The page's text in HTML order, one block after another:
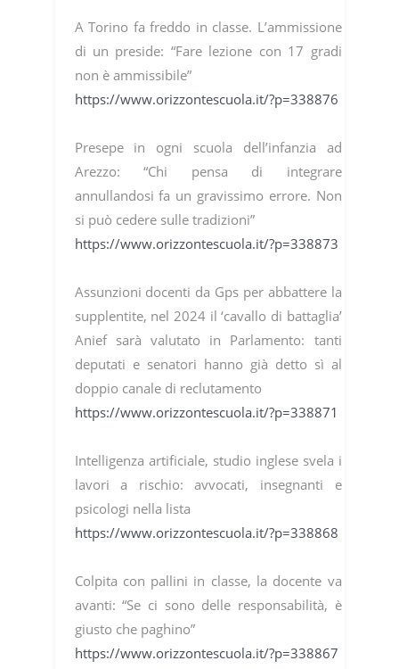
A Torino fa freddo in classe. L’ammissione
di un preside: “Fare lezione con 17 gradi
non è ammissibile”
https://www.orizzontescuola.it/?p=338876
Presepe in ogni scuola dell’infanzia ad
Arezzo: “Chi pensa di integrare
annullandosi fa un gravissimo errore. Non
si può cedere sulle tradizioni”
https://www.orizzontescuola.it/?p=338873
Assunzioni docenti da Gps per abbattere la
supplentite, nel 2024 il ‘cavallo di battaglia’
Anief sarà valutato in Parlamento: tanti
deputati e senatori hanno già detto sì al
doppio canale di reclutamento
https://www.orizzontescuola.it/?p=338871
Intelligenza artificiale, studio inglese svela i
lavori a rischio: avvocati, insegnanti e
psicologi nella lista
https://www.orizzontescuola.it/?p=338868
Colpita con pallini in classe, la docente va
avanti: “Se ci sono delle responsabilità, è
giusto che paghino”
https://www.orizzontescuola.it/?p=338867